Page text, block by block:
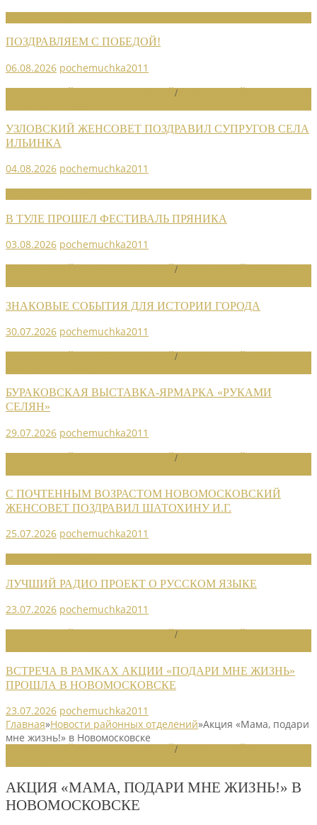
ПОЗДРАВЛЯЕМ С ПОБЕДОЙ!
06.08.2026 pochemuchka2011
/
УЗЛОВСКИЙ ЖЕНСОВЕТ ПОЗДРАВИЛ СУПРУГОВ СЕЛА
ИЛЬИНКА
04.08.2026 pochemuchka2011
В ТУЛЕ ПРОШЕЛ ФЕСТИВАЛЬ ПРЯНИКА
03.08.2026 pochemuchka2011
/
ЗНАКОВЫЕ СОБЫТИЯ ДЛЯ ИСТОРИИ ГОРОДА
30.07.2026 pochemuchka2011
/
БУРАКОВСКАЯ ВЫСТАВКА-ЯРМАРКА «РУКАМИ
СЕЛЯН»
29.07.2026 pochemuchka2011
/
С ПОЧТЕННЫМ ВОЗРАСТОМ НОВОМОСКОВСКИЙ
ЖЕНСОВЕТ ПОЗДРАВИЛ ШАТОХИНУ И.Г.
25.07.2026 pochemuchka2011
ЛУЧШИЙ РАДИО ПРОЕКТ О РУССКОМ ЯЗЫКЕ
23.07.2026 pochemuchka2011
/
ВСТРЕЧА В РАМКАХ АКЦИИ «ПОДАРИ МНЕ ЖИЗНЬ»
ПРОШЛА В НОВОМОСКОВСКЕ
23.07.2026 pochemuchka2011
Главная»Новости районных отделений»Акция «Мама, подари
мне жизнь!» в Новомосковске
/
АКЦИЯ «МАМА, ПОДАРИ МНЕ ЖИЗНЬ!» В
НОВОМОСКОВСКЕ